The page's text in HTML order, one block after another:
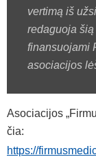
vertimą iš
redaguoja
finansuojami
asociacijos
Asociacijos
čia:
https://